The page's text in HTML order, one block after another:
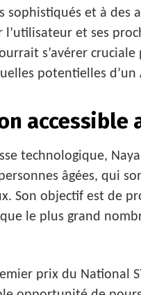
sophistiqués et à
l’utilisateur et ses
s’avérer
potentielles d’un
accessible
technologique,
âgées, qui
Son objectif est de
le plus grand
prix du National